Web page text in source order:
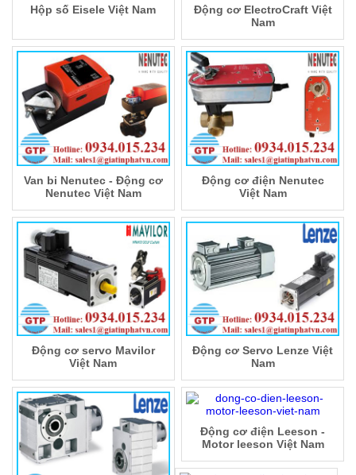
Hộp số Eisele Việt Nam
Động cơ ElectroCraft Việt
Nam
Van bi Nenutec - Động cơ
Nenutec Việt Nam
Động cơ điện Nenutec
Việt Nam
Động cơ servo Mavilor
Việt Nam
Động cơ Servo Lenze Việt
Nam
Động cơ điện Leeson -
Motor leeson Việt Nam